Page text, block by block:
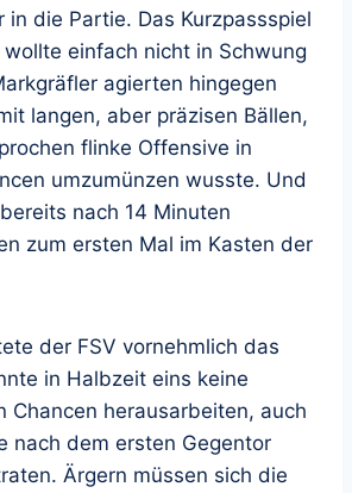
in die Partie. Das Kurzpassspiel
einfach nicht in Schwung
agierten hingegen
langen, aber präzisen Bällen,
flinke Offensive in
umzumünzen wusste. Und
nach 14 Minuten
zum ersten Mal im Kasten der
der FSV vornehmlich das
in Halbzeit eins keine
Chancen herausarbeiten, auch
nach dem ersten Gegentor
Ärgern müssen sich die